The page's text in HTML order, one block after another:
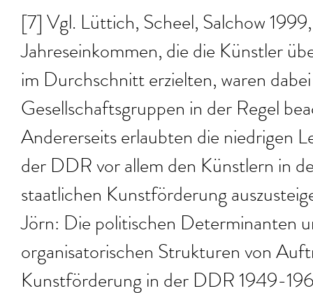
[7] Vgl. Lüttich, Scheel, Salchow
Jahreseinkommen, die die Künstler
im Durchschnitt erzielten, waren
Gesellschaftsgruppen in der Regel
Andererseits erlaubten die niedrigen
der DDR vor allem den Künstlern in
staatlichen Kunstförderung
Jörn: Die politischen Determinanten
organisatorischen Strukturen von
Kunstförderung in der DDR 1949-